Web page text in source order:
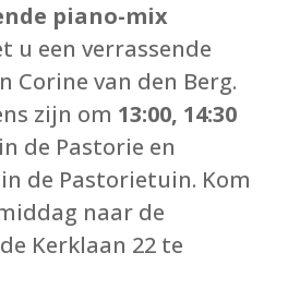
piano-mix
u een verrassende
Corine van den Berg.
zijn om 13:00, 14:30
in de Pastorie en
de Pastorietuin. Kom
naar de
Kerklaan 22 te